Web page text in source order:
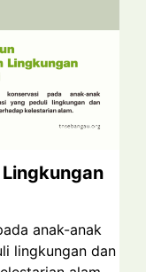
anak-anak
lingkungan dan